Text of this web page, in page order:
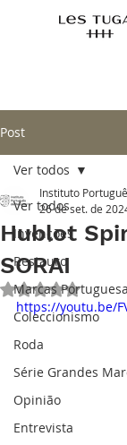
Post
Ver todos
Invenções
Restauro
Marcas
Coleccionismo
Roda
Série Grandes
Opinião
Entrevista
Ver todos
Hublot
SORAI
Instituto
26 de set. de
Avaliado com
https://youtu.be/